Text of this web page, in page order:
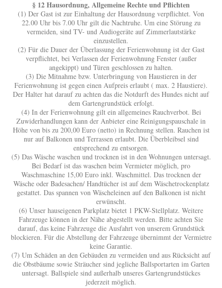
§ 12 Hausordnung, Allgemeine Rechte und Pflichten
(1) Der Gast ist zur Einhaltung der Hausordnung verpflichtet. Von
22.00 Uhr bis 7.00 Uhr gilt die Nachtruhe. Um eine Störung zu
vermeiden, sind TV- und Audiogeräte auf Zimmerlautstärke
einzustellen.
(2) Für die Dauer der Überlassung der Ferienwohnung ist der Gast
verpflichtet, bei Verlassen der Ferienwohnung Fenster (außer
angekippt) und Türen geschlossen zu halten.
(3) Die Mitnahme bzw. Unterbringung von Haustieren in der
Ferienwohnung ist gegen einen Aufpreis erlaubt ( max. 2 Haustiere).
Der Halter hat darauf zu achten das die Notdurft des Hundes nicht auf
dem Gartengrundstück erfolgt.
(4) In der Ferienwohnung gilt ein allgemeines Rauchverbot. Bei
Zuwiderhandlungen kann der Anbieter eine Reinigungspauschale in
Höhe von bis zu 200,00 Euro (netto) in Rechnung stellen. Rauchen ist
nur auf Balkonen und Terrassen erlaubt. Die Überbleibsel sind
entsprechend zu entsorgen.
(5) Das Wäsche waschen und trocknen ist in den Wohnungen untersagt.
Bei Bedarf ist das waschen beim Vermieter möglich, pro
Waschmaschine 15,00 Euro inkl. Waschmittel. Das trocknen der
Wäsche oder Badesachen/ Handtücher ist auf dem Wäschetrockenplatz
gestattet. Das spannen von Wäscheleinen auf den Balkonen ist nicht
erwünscht.
(6) Unser hauseigenen Parkplatz bietet 1 PKW-Stellplatz. Weitere
Fahrzeuge können in der Nähe abgestellt werden. Bitte achten Sie
darauf, das keine Fahrzeuge die Ausfahrt von unserem Grundstück
blockieren. Für die Abstellung der Fahrzeuge übernimmt der Vermietre
keine Garantie.
(7) Um Schäden an den Gebäuden zu vermeiden und aus Rücksicht auf
die Obstbäume sowie Sträucher sind jegliche Ballsportarten im Garten
untersagt. Ballspiele sind außerhalb unseres Gartengrundstückes
jederzeit möglich.